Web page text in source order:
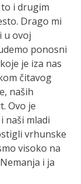
i drugim
Drago mi
u ovoj
ponosni
je iza nas
čitavog
naših
Ovo je
naši mladi
vrhunske
visoko na
i ja